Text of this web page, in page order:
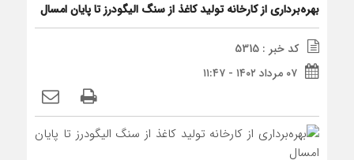
بهره‌برداری از کارخانه تولید کاغذ از سنگ الیگودرز تا پایان امسال
کد خبر : 5315
۰۷ مرداد ۱۴۰۲ - ۱۱:۴۷